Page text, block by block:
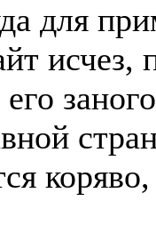
для
исчез,